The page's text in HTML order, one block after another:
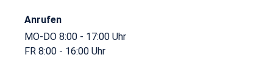
Anrufen
MO-DO 8:00 - 17:00 Uhr
FR 8:00 - 16:00 Uhr